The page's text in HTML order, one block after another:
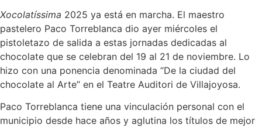
Xocolatíssima 2025 ya está en marcha. El maestro
pastelero Paco Torreblanca dio ayer miércoles el
pistoletazo de salida a estas jornadas dedicadas al
chocolate que se celebran del 19 al 21 de noviembre. Lo
hizo con una ponencia denominada “De la ciudad del
chocolate al Arte” en el Teatre Auditori de Villajoyosa.
Paco Torreblanca tiene una vinculación personal con el
municipio desde hace años y aglutina los títulos de mejor